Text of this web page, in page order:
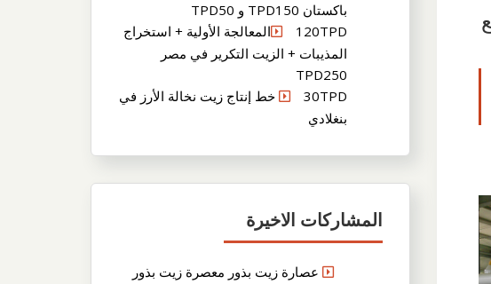
باكستان TPD150 و TPD50
120TPDالمعالجة الأولية + استخراج
المذيبات + الزيت التكرير في مصر
TPD250
30TPD خط إنتاج زيت نخالة الأرز في
بنغلادي
المشاركات الاخيرة
عصارة زيت بذور معصرة زيت بذور